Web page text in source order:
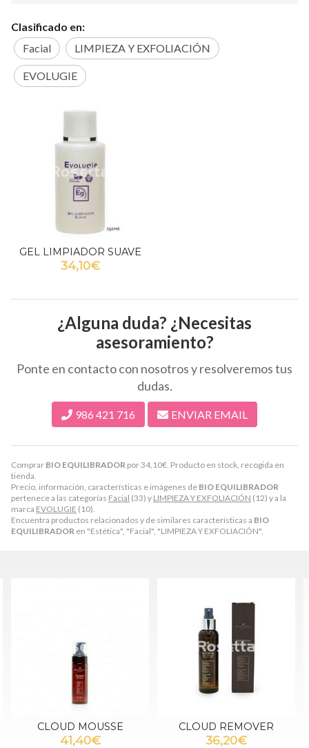
Comprar BIO EQUILIBRADOR por34,10€ . Producto en stock, recogida en
tienda.
Precio, información, características e imágenes de BIO EQUILIBRADOR
pertenece a las categorías Facial (33) y LIMPIEZA Y EXFOLIACIÓN (12) y a la
marca EVOLUGIE (10).
Encuentra productos relacionados y de similares características a BIO
EQUILIBRADOR en "Estética", "Facial", "LIMPIEZA Y EXFOLIACIÓN".
Clasificado en:
Facial
LIMPIEZA Y EXFOLIACIÓN
EVOLUGIE
GEL LIMPIADOR SUAVE
34,10€
¿Alguna duda? ¿Necesitas
asesoramiento?
Ponte en contacto con nosotros y resolveremos tus
dudas.
986 421 716 ENVIAR EMAIL
CLOUD REMOVER
36,20€
FACE SCRUB
22,00€